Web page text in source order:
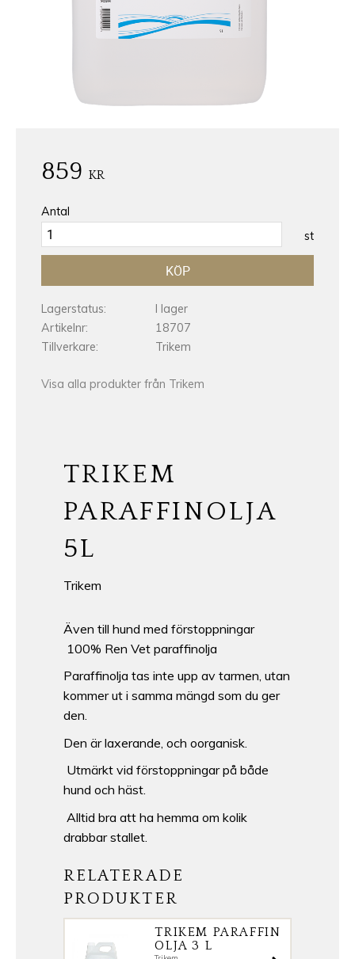
859 KR
Antal
st
KÖP
Lagerstatus
I lager
Artikelnr
18707
Tillverkare
Trikem
Visa alla produkter från Trikem
TRIKEM
PARAFFINOLJA
5L
Trikem
Även till hund med förstoppningar
100% Ren Vet paraffinolja
Paraffinolja tas inte upp av tarmen, utan
kommer ut i samma mängd som du ger
den.
Den är laxerande, och oorganisk.
Utmärkt vid förstoppningar på både
hund och häst.
Alltid bra att ha hemma om kolik
drabbar stallet.
RELATERADE
PRODUKTER
TRIKEM PARAFFIN
OLJA 3 L